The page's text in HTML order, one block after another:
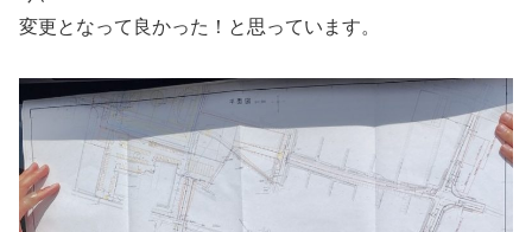
変更となって良かった！と思っています。